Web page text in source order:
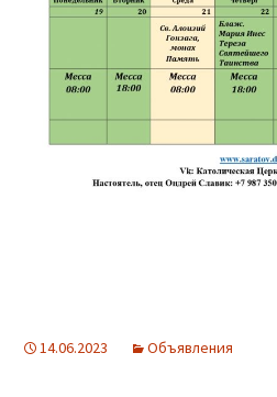
14.06.2023 Объявления